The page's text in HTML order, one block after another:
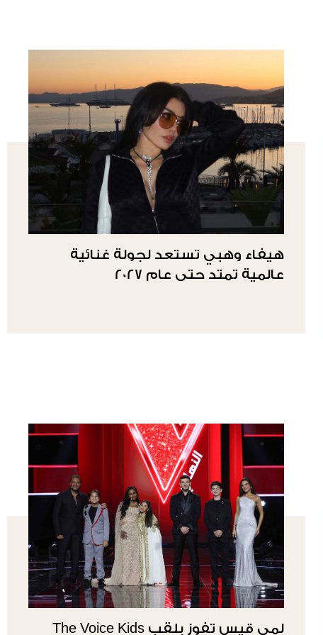
هيفاء وهبي تستعد لجولة غنائية
عالمية تمتد حتى عام 2027
لمى قيس تفوز بلقب The Voice Kids